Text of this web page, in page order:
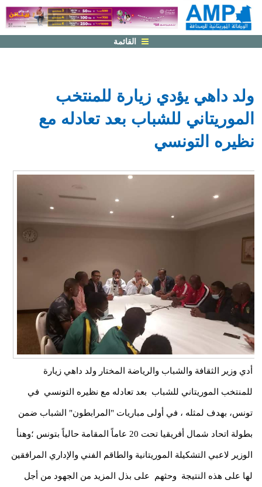
القائمة
ولد داهي يؤدي زيارة للمنتخب
الموريتاني للشباب بعد تعادله مع
نظيره التونسي
أدي وزير الثقافة والشباب والرياضة المختار ولد داهي زيارة
للمنتخب الموريتاني للشباب بعد تعادله مع نظيره التونسي في
تونس، بهدف لمثله ، في أولى مباريات "المرابطون" الشباب ضمن
بطولة اتحاد شمال أفريقيا تحت 20 عاماً المقامة حالياً بتونس ؛وهنأ
الوزير لاعبي التشكيلة الموريتانية والطاقم الفني والإداري المرافقين
لها على هذه النتيجة وحثهم على بذل المزيد من الجهود من أجل